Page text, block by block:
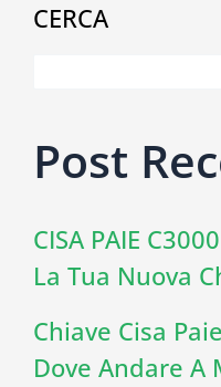
CERCA
Post
CISA PAIE
La Tua Nuova
Chiave Cisa
Dove Andare A